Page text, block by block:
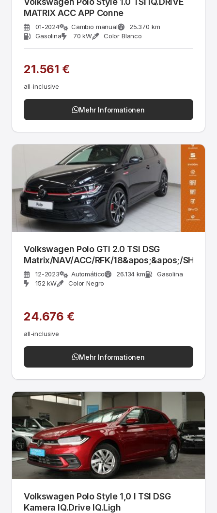
MATRIX ACC APP Conne
01-2024 Cambio manual
25.370 km
Gasolina
70 kW Color Blanco
21.561 €
all-inclusive
Mehr Informationen
Volkswagen Polo GTI 2.0 TSI DSG
Matrix/NAV/ACC/RFK/18&apos;&apos;/SH
12-2023 Automático 26.134 km
Gasolina
152 kW
Color Negro
24.676 €
all-inclusive
Mehr Informationen
Volkswagen Polo Style 1,0 l TSI DSG
Kamera IQ.Drive IQ.Ligh